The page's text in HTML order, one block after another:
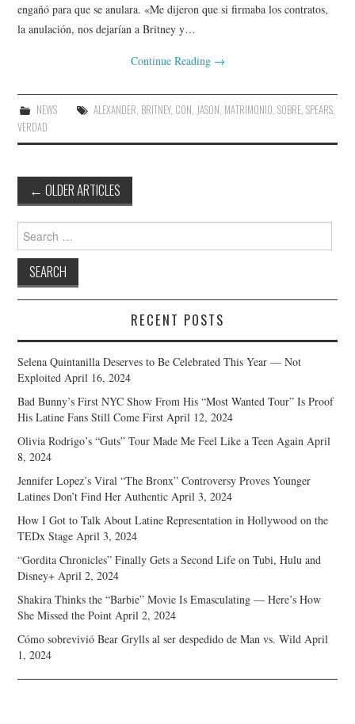
engañó para que se anulara. «Me dijeron que si firmaba los contratos,
la anulación, nos dejarían a Britney y…
Continue Reading →
NEWS ALEXANDER, BRITNEY, CON, JASON, MATRIMONIO, SOBRE, SPEARS,
VERDAD
Post
navigation
← OLDER ARTICLES
Search
for:
RECENT POSTS
Selena Quintanilla Deserves to Be Celebrated This Year — Not
Exploited April 16, 2024
Bad Bunny’s First NYC Show From His “Most Wanted Tour” Is Proof
His Latine Fans Still Come First April 12, 2024
Olivia Rodrigo’s “Guts” Tour Made Me Feel Like a Teen Again April
8, 2024
Jennifer Lopez’s Viral “The Bronx” Controversy Proves Younger
Latines Don’t Find Her Authentic April 3, 2024
How I Got to Talk About Latine Representation in Hollywood on the
TEDx Stage April 3, 2024
“Gordita Chronicles” Finally Gets a Second Life on Tubi, Hulu and
Disney+ April 2, 2024
Shakira Thinks the “Barbie” Movie Is Emasculating — Here’s How
She Missed the Point April 2, 2024
Cómo sobrevivió Bear Grylls al ser despedido de Man vs. Wild April
1, 2024